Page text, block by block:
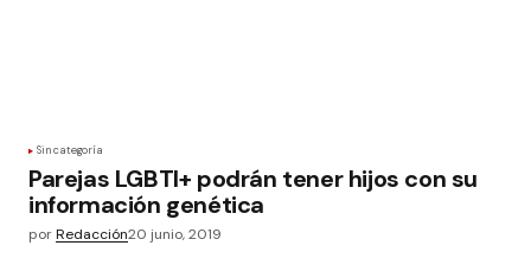
Sin categoría
Parejas LGBTI+ podrán tener hijos con su
información genética
porRedacción20 junio, 2019